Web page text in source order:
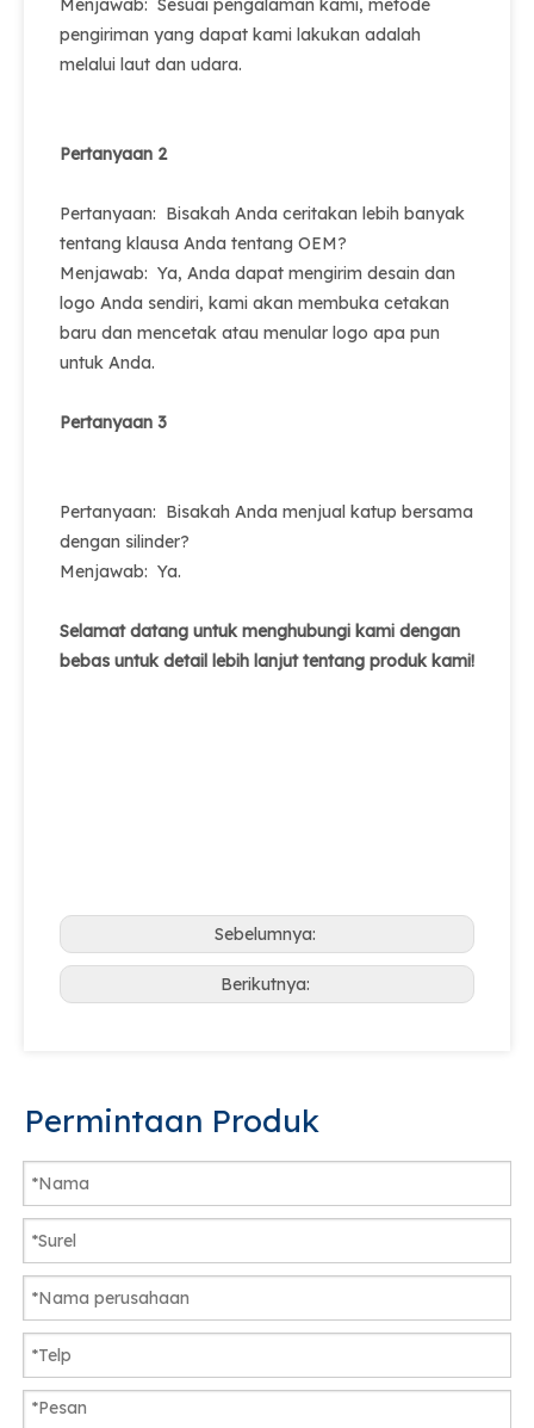
Menjawab: Sesuai pengalaman kami, metode
pengiriman yang dapat kami lakukan adalah
melalui laut dan udara.
Pertanyaan 2
Pertanyaan: Bisakah Anda ceritakan lebih banyak
tentang klausa Anda tentang OEM?
Menjawab: Ya, Anda dapat mengirim desain dan
logo Anda sendiri, kami akan membuka cetakan
baru dan mencetak atau menular logo apa pun
untuk Anda.
Pertanyaan 3
Pertanyaan: Bisakah Anda menjual katup bersama
dengan silinder?
Menjawab: Ya.
Selamat datang untuk menghubungi kami dengan
bebas untuk detail lebih lanjut tentang produk kami!
Sebelumnya:
Berikutnya:
Permintaan Produk